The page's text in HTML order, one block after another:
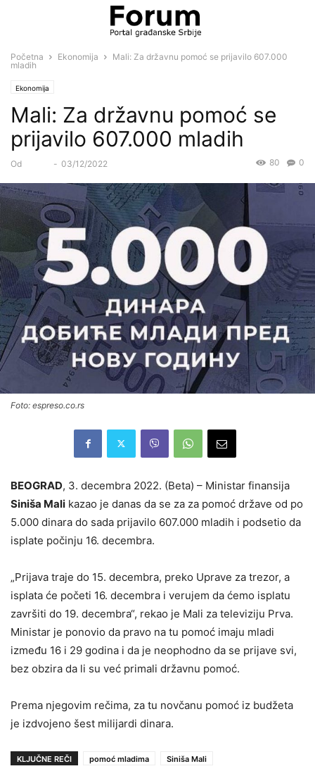
Početna Ekonomija
Mali: Za državnu pomoć se prijavilo 607.000
mladih
Ekonomija
Mali: Za državnu pomoć se
prijavilo 607.000 mladih
Od - 03/12/2022 0
80
Foto: espreso.co.rs
BEOGRAD, 3. decembra 2022. (Beta) – Ministar finansija
Siniša Mali kazao je danas da se za za pomoć države od po
5.000 dinara do sada prijavilo 607.000 mladih i podsetio da
isplate počinju 16. decembra.
„Prijava traje do 15. decembra, preko Uprave za trezor, a
isplata će početi 16. decembra i verujem da ćemo isplatu
završiti do 19. decembra“, rekao je Mali za televiziju Prva.
Ministar je ponovio da pravo na tu pomoć imaju mladi
između 16 i 29 godina i da je neophodno da se prijave svi,
bez obzira da li su već primali državnu pomoć.
Prema njegovim rečima, za tu novčanu pomoć iz budžeta
je izdvojeno šest milijardi dinara.
KLJUČNE REČI pomoć mladima Siniša Mali